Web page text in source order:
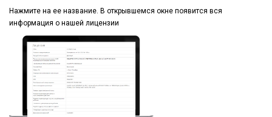
Нажмите на ее название. В открывшемся окне появится вся
информация о нашей лицензии